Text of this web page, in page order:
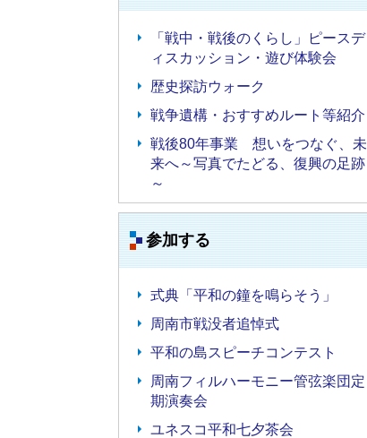
「戦中・戦後のくらし」ピースデ
ィスカッション・遊び体験会
歴史探訪ウォーク
戦争遺構・おすすめルート等紹介
戦後80年事業 想いをつなぐ、未
来へ～写真でたどる、復興の足跡
～
参加する
式典「平和の鐘を鳴らそう」
周南市戦没者追悼式
平和の島スピーチコンテスト
周南フィルハーモニー管弦楽団定
期演奏会
ユネスコ平和七夕茶会